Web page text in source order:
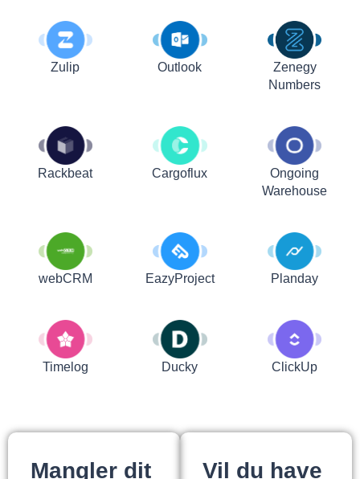
Zulip Outlook
Zenegy
Numbers
Rackbeat Cargoflux
Ongoing
Warehouse
webCRM EazyProject Planday
Timelog Ducky ClickUp
Mangler dit
Vil du have